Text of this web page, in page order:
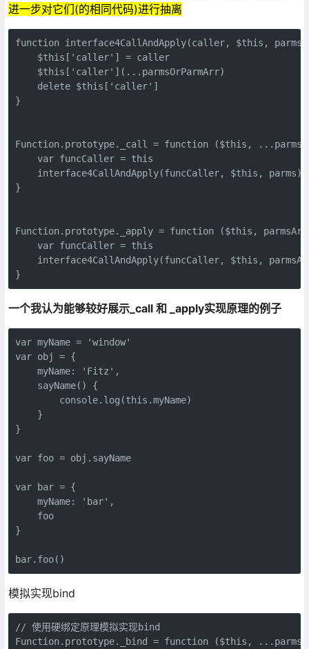
进一步对它们(的相同代码)进行抽离
function interface4CallAndApply(caller, $this,
    $this['caller'] = caller
    $this['caller'](...parmsOrParmArr)
    delete $this['caller']
}
Function.prototype._call = function ($this,
    var funcCaller = this
    interface4CallAndApply(funcCaller, $this, parms)
}
Function.prototype._apply = function ($this,
    var funcCaller = this
interface4CallAndApply(funcCaller, $this,
一个我认为能够较好展示_call 和 _apply实现原理的例子
var myName = 'window'
var obj = {
    myName: 'Fitz',
    sayName() {
        console.log(this.myName)
    }
}
var foo = obj.sayName
var bar = {
    myName: 'bar',
    foo
}
bar.foo()
模拟实现bind
// 使用硬绑定原理模拟实现bind
Function.prototype._bind = function ($this,